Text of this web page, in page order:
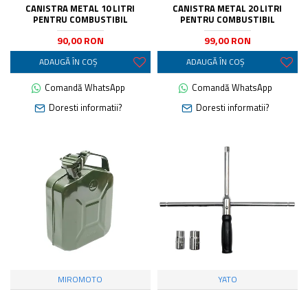
CANISTRA METAL 10 LITRI
PENTRU COMBUSTIBIL
90,00 RON
ADAUGĂ ÎN COŞ
Comandă WhatsApp
Doresti informatii?
CANISTRA METAL 20 LITRI
PENTRU COMBUSTIBIL
99,00 RON
ADAUGĂ ÎN COŞ
Comandă WhatsApp
Doresti informatii?
MIROMOTO YATO